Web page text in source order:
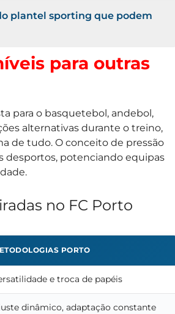
plantel sporting que podem
para outras
para o basquetebol, andebol,
alternativas durante o treino,
de tudo. O conceito de pressão
desportos, potenciando equipas
no FC Porto
PORTO
e troca de papéis
dinâmico, adaptação constante